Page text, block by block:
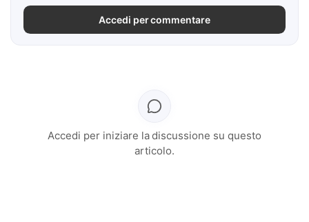
Accedi per commentare
Accedi per iniziare la discussione su questo
articolo.